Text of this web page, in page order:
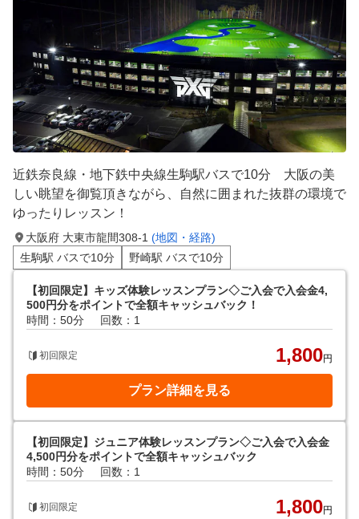
近鉄奈良線・地下鉄中央線生駒駅バスで10分 大阪の美
しい眺望を御覧頂きながら、自然に囲まれた抜群の環境で
ゆったりレッスン！
大阪府 大東市龍間308-1 (地図・経路)
生駒駅 バスで10分
野崎駅 バスで10分
【初回限定】キッズ体験レッスンプラン◇ご入会で入会金4,
500円分をポイントで全額キャッシュバック！
時間：50分
回数：1
初回限定 1,800円
プラン詳細を見る
【初回限定】ジュニア体験レッスンプラン◇ご入会で入会金
4,500円分をポイントで全額キャッシュバック
時間：50分
回数：1
初回限定 1,800円